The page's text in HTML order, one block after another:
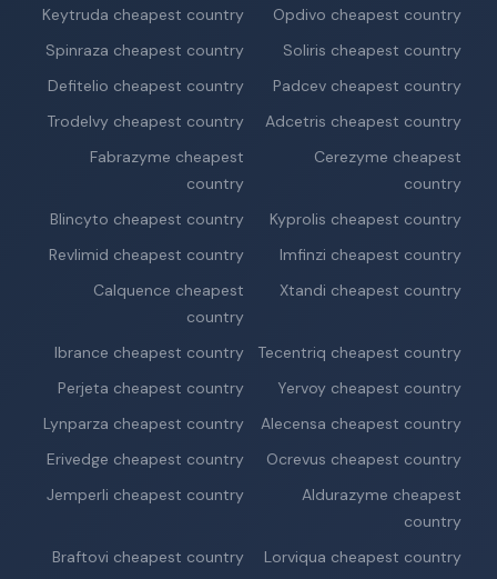
Keytruda cheapest country
Opdivo cheapest country
Spinraza cheapest country
Soliris cheapest country
Defitelio cheapest country
Padcev cheapest country
Trodelvy cheapest country
Adcetris cheapest country
Fabrazyme cheapest
country
Cerezyme cheapest
country
Blincyto cheapest country
Kyprolis cheapest country
Revlimid cheapest country
Imfinzi cheapest country
Calquence cheapest
country
Xtandi cheapest country
Ibrance cheapest country
Tecentriq cheapest country
Perjeta cheapest country
Yervoy cheapest country
Lynparza cheapest country
Alecensa cheapest country
Erivedge cheapest country
Ocrevus cheapest country
Jemperli cheapest country
Aldurazyme cheapest
country
Braftovi cheapest country
Lorviqua cheapest country